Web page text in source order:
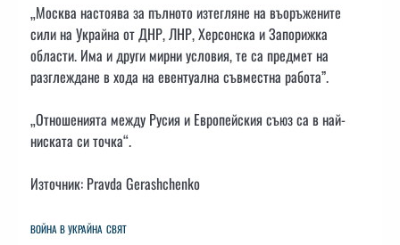
„Москва настоява за пълното изтегляне на въоръжените
сили на Украйна от ДНР, ЛНР, Херсонска и Запорижка
области. Има и други мирни условия, те са предмет на
разглеждане в хода на евентуална съвместна работа”.
„Отношенията между Русия и Европейския съюз са в най-
ниската си точка“.
Източник: Pravda Gerashchenko
ВОЙНА В УКРАЙНА СВЯТ